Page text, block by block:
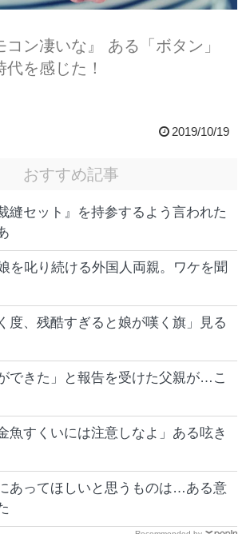
コン凄いな』 ある「ボタン」
を感じた！
2019/10/19
おすすめ記事
縫セット』を持参するよう言われた
を叱り続ける外国人両親。ワケを聞
度、残酷すぎると娘が嘆く旗」見る
できた」と報告を受けた父親が…こ
魚すくいには注意しなよ」ある呟き
あってほしいと思うものは…ある意